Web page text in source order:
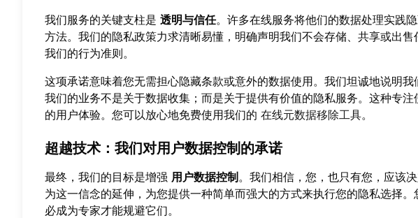
我们服务的关键支柱是 透明与信任。许多在线服务将他们的数据处理实践
方法。我们的隐私政策力求清晰易懂，明确声明我们不会存储、共享或出
我们的行为准则。
这项承诺意味着您无需担心隐藏条款或意外的数据使用。我们坦诚地说明
我们的业务不是关于数据收集；而是关于提供有价值的隐私服务。这种专
的用户体验。您可以放心地免费使用我们的 在线元数据移除工具。
超越技术：我们对用户数据控制的承诺
最终，我们的目标是增强 用户数据控制。我们相信，您，也只有您，应该
为这一信念的延伸，为您提供一种简单而强大的方式来执行您的隐私选择
必成为专家才能规避它们。